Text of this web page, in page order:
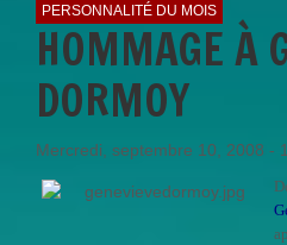
PERSONNALITÉ DU MOIS
HOMMAGE À
DORMOY
Mercredi, septembre 10, 2008 -